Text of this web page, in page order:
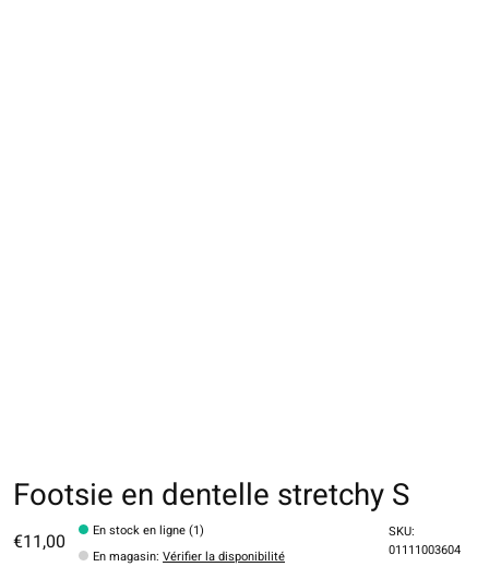
Footsie en dentelle stretchy S
€11,00
En stock en ligne (1)
En magasin:Vérifier la disponibilité
SKU:
01111003604